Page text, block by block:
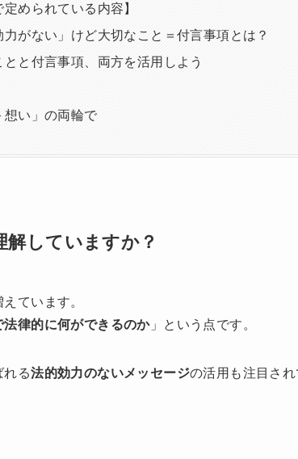
められている内容】
がない」けど大切なこと＝付言事項とは？
とと付言事項、両方を活用しよう
想い」の両輪で
解していますか？
ています。
法律的に何ができるのか」という点です。
れる法的効力のないメッセージの活用も注目さ